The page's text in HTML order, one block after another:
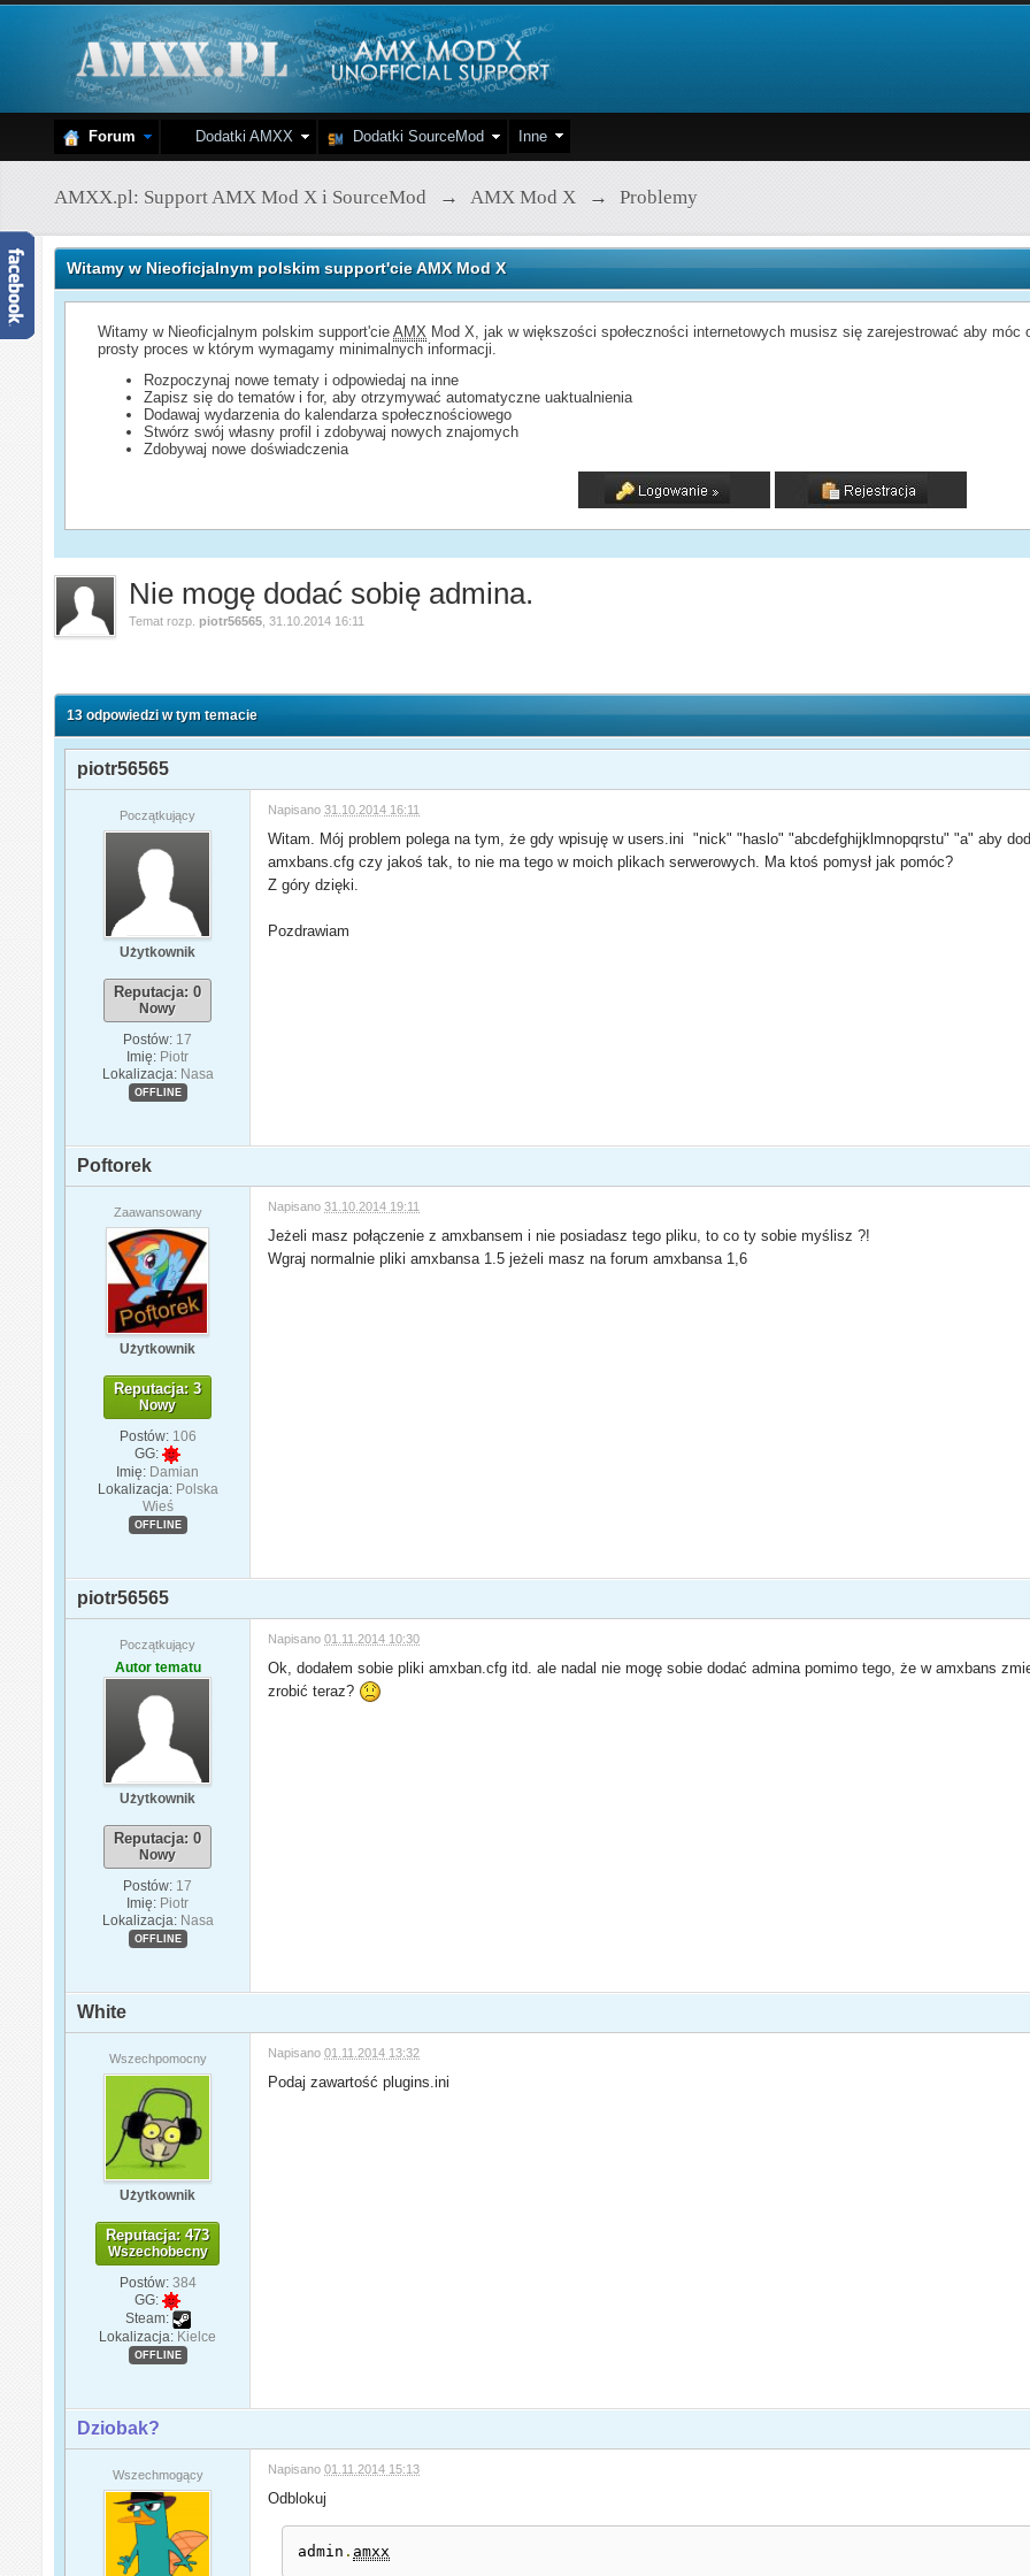
Forum Dodatki AMXX Dodatki SourceMod Inne
AMXX.pl: Support AMX Mod X i SourceMod → AMX Mod X → Problemy
Witamy w Nieoficjalnym polskim support'cie AMX Mod X
Witamy w Nieoficjalnym polskim support'cieAMX Mod X, jak w większości społeczności internetowych musisz się zarejestrować aby
prosty proces w którym wymagamy minimalnych informacji.
Rozpoczynaj nowe tematy i odpowiedaj na inne
Zapisz się do tematów i for, aby otrzymywać automatyczne uaktualnienia
Dodawaj wydarzenia do kalendarza społecznościowego
Stwórz swój własny profil i zdobywaj nowych znajomych
Zdobywaj nowe doświadczenia
Nie mogę dodać sobię admina.
Temat rozp. piotr56565 ,31.10.2014 16:11
13 odpowiedzi w tym temacie
piotr56565
Początkujący
Użytkownik
Reputacja: 0
Nowy
Postów: 17
Imię: Piotr
Lokalizacja: Nasa
OFFLINE
Napisano31.10.2014 16:11
Witam. Mój problem polega na tym, że gdy wpisuję w users.ini "nick" "haslo" "abcdefghijklmnopqrstu" "a" aby
amxbans.cfg czy jakoś tak, to nie ma tego w moich plikach serwerowych. Ma ktoś pomysł jak pomóc?
Z góry dzięki.
Pozdrawiam
Poftorek
Zaawansowany
Użytkownik
Reputacja: 3
Nowy
Postów: 106
GG:
Imię: Damian
Lokalizacja: Polska
Wieś
OFFLINE
Napisano31.10.2014 19:11
Jeżeli masz połączenie z amxbansem i nie posiadasz tego pliku, to co ty sobie myślisz ?!
Wgraj normalnie pliki amxbansa 1.5 jeżeli masz na forum amxbansa 1,6
piotr56565
Początkujący
Autor tematu
Użytkownik
Reputacja: 0
Nowy
Postów: 17
Imię: Piotr
Lokalizacja: Nasa
OFFLINE
Napisano01.11.2014 10:30
Ok, dodałem sobie pliki amxban.cfg itd. ale nadal nie mogę sobie dodać admina pomimo tego, że w amxbans
zrobić teraz?
White
Wszechpomocny
Użytkownik
Reputacja: 473
Wszechobecny
Postów: 384
GG:
Steam:
Lokalizacja: Kielce
OFFLINE
Napisano01.11.2014 13:32
Podaj zawartość plugins.ini
Dziobak?
Wszechmogący Napisano01.11.2014 15:13
Odblokuj
admin . amxx